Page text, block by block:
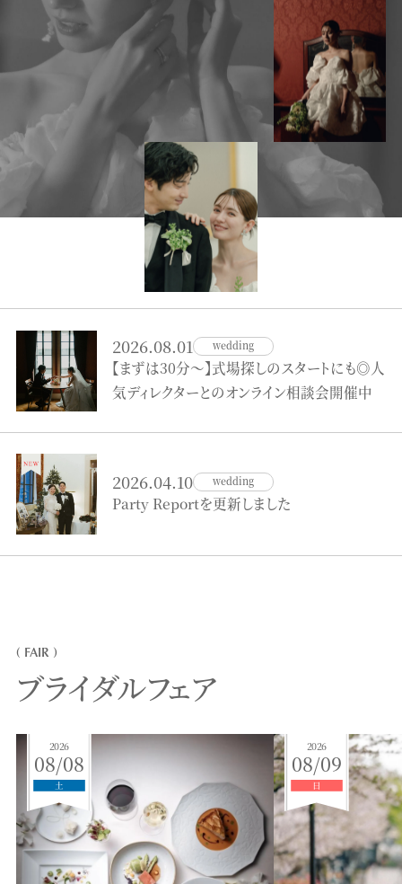
2026.08.01 wedding
【まずは30分～】式場探しのスタートにも◎人
気ディレクターとのオンライン相談会開催中
2026.04.10 wedding
Party Reportを更新しました
( FAIR )
ブライダルフェア
2026
08/08
土
2026
08/09
日